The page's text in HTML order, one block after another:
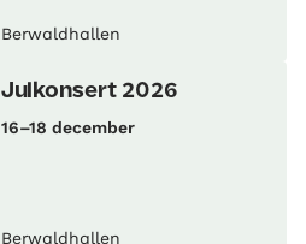
Berwaldhallen
Julkonsert 2026
16–18 december
Berwaldhallen